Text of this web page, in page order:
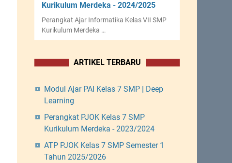
Kurikulum Merdeka - 2024/2025
Perangkat Ajar Informatika Kelas VII SMP
Kurikulum Merdeka …
ARTIKEL TERBARU
Modul Ajar PAI Kelas 7 SMP | Deep
Learning
Perangkat PJOK Kelas 7 SMP
Kurikulum Merdeka - 2023/2024
ATP PJOK Kelas 7 SMP Semester 1
Tahun 2025/2026